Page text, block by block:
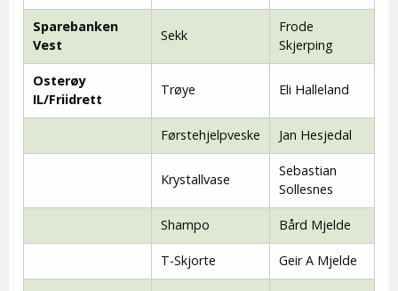
Sparebanken
Vest
Sekk
Frode
Skjerping
Osterøy
IL/Friidrett
Trøye Eli Halleland
Førstehjelpveske Jan Hesjedal
Krystallvase
Sebastian
Sollesnes
Shampo Bård Mjelde
T-Skjorte Geir A Mjelde